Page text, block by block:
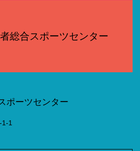
総合スポーツセンター
ポーツセンター
1